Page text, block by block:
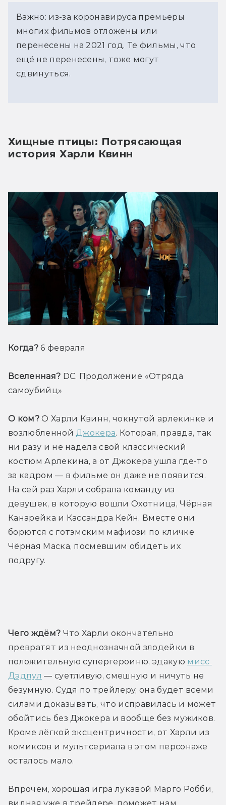
Важно: из-за коронавируса премьеры
многих фильмов отложены или
перенесены на 2021 год. Те фильмы, что
ещё не перенесены, тоже могут
сдвинуться.
Хищные птицы: Потрясающая
история Харли Квинн
Когда? 6 февраля
Вселенная? DC. Продолжение «Отряда
самоубийц»
О ком? О Харли Квинн, чокнутой арлекинке и
возлюбленной Джокера. Которая, правда, так
ни разу и не надела свой классический
костюм Арлекина, а от Джокера ушла где-то
за кадром — в фильме он даже не появится.
На сей раз Харли собрала команду из
девушек, в которую вошли Охотница, Чёрная
Канарейка и Кассандра Кейн. Вместе они
борются с готэмским мафиози по кличке
Чёрная Маска, посмевшим обидеть их
подругу.
Чего ждём? Что Харли окончательно
превратят из неоднозначной злодейки в
положительную супергероиню, эдакую мисс
Дэдпул — суетливую, смешную и ничуть не
безумную. Судя по трейлеру, она будет всеми
силами доказывать, что исправилась и может
обойтись без Джокера и вообще без мужиков.
Кроме лёгкой эксцентричности, от Харли из
комиксов и мультсериала в этом персонаже
осталось мало.
Впрочем, хорошая игра лукавой Марго Робби,
видная уже в трейлере, поможет нам